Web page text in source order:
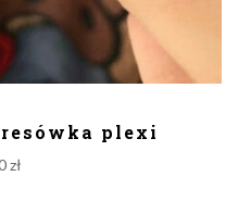
plexi
zł